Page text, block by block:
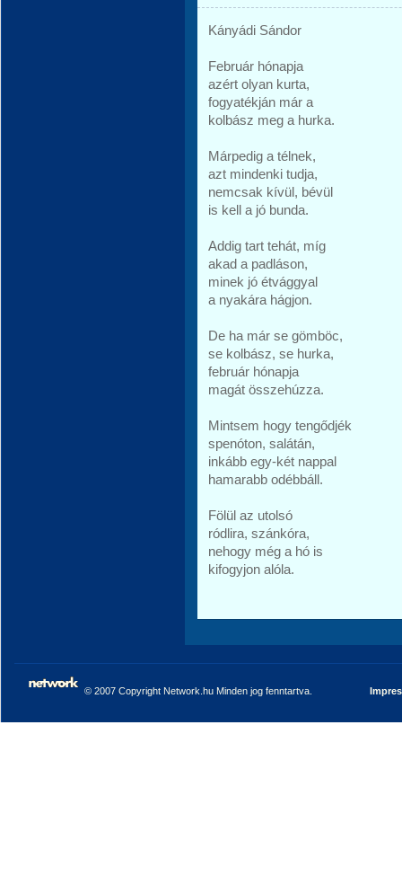
Kányádi Sándor
Február hónapja
azért olyan kurta,
fogyatékján már a
kolbász meg a hurka.
Márpedig a télnek,
azt mindenki tudja,
nemcsak kívül, bévül
is kell a jó bunda.
Addig tart tehát, míg
akad a padláson,
minek jó étvággyal
a nyakára hágjon.
De ha már se gömböc,
se kolbász, se hurka,
február hónapja
magát összehúzza.
Mintsem hogy tengődjék
spenóton, salátán,
inkább egy-két nappal
hamarabb odébbáll.
Fölül az utolsó
ródlira, szánkóra,
nehogy még a hó is
kifogyjon alóla.
© 2007 Copyright Network.hu Minden jog fenntartva.